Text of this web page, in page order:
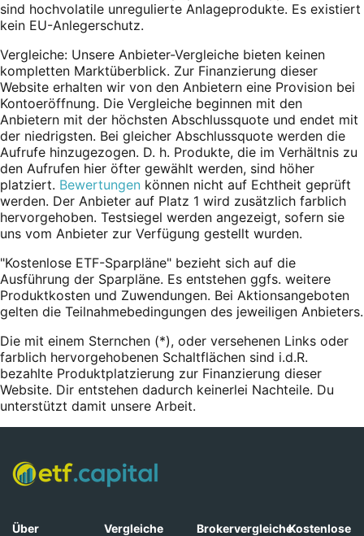
sind hochvolatile unregulierte Anlageprodukte. Es existiert
kein EU-Anlegerschutz.
Vergleiche: Unsere Anbieter-Vergleiche bieten keinen
kompletten Marktüberblick. Zur Finanzierung dieser
Website erhalten wir von den Anbietern eine Provision bei
Kontoeröffnung. Die Vergleiche beginnen mit den
Anbietern mit der höchsten Abschlussquote und endet mit
der niedrigsten. Bei gleicher Abschlussquote werden die
Aufrufe hinzugezogen. D. h. Produkte, die im Verhältnis zu
den Aufrufen hier öfter gewählt werden, sind höher
platziert. Bewertungen können nicht auf Echtheit geprüft
werden. Der Anbieter auf Platz 1 wird zusätzlich farblich
hervorgehoben. Testsiegel werden angezeigt, sofern sie
uns vom Anbieter zur Verfügung gestellt wurden.
"Kostenlose ETF-Sparpläne" bezieht sich auf die
Ausführung der Sparpläne. Es entstehen ggfs. weitere
Produktkosten und Zuwendungen. Bei Aktionsangeboten
gelten die Teilnahmebedingungen des jeweiligen Anbieters.
Die mit einem Sternchen (*), oder versehenen Links oder
farblich hervorgehobenen Schaltflächen sind i.d.R.
bezahlte Produktplatzierung zur Finanzierung dieser
Website. Dir entstehen dadurch keinerlei Nachteile. Du
unterstützt damit unsere Arbeit.
Über
Vergleiche
BrokervergleicheKostenlose